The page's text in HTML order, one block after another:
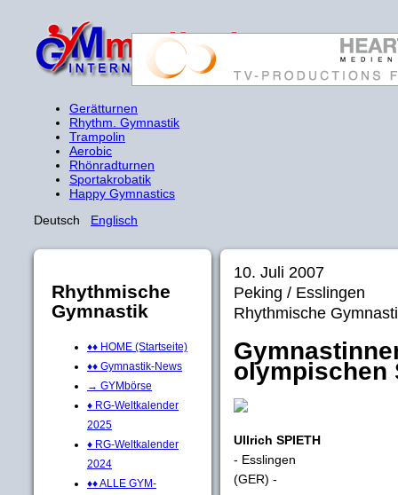
Gerätturnen
Rhythm. Gymnastik
Trampolin
Aerobic
Rhönradturnen
Sportakrobatik
Happy Gymnastics
Deutsch Englisch
Rhythmische
Gymnastik
♦♦ HOME (Startseite)
♦♦ Gymnastik-News
→ GYMbörse
♦ RG-Weltkalender
2025
♦ RG-Weltkalender
2024
♦♦ ALLE GYM-
10. Juli 2007
Peking / Esslingen
Rhythmische
olympischen
Ullrich SPIETH
- Esslingen
(GER) -